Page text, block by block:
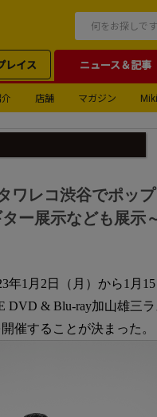
レイス ニュース＆記事
店舗 マガジン
ワレコ渋谷でポッ
ー展示なども展示
年1月2日（月）から1月
DVD & Blu-ray加山雄三
催することが決まった。